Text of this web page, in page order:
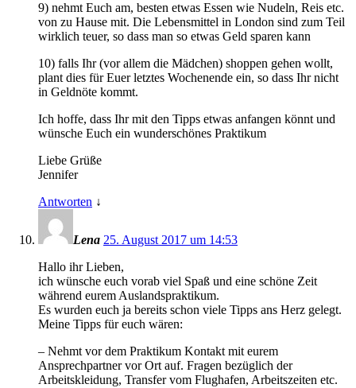
9) nehmt Euch am, besten etwas Essen wie Nudeln, Reis etc.
von zu Hause mit. Die Lebensmittel in London sind zum Teil
wirklich teuer, so dass man so etwas Geld sparen kann
10) falls Ihr (vor allem die Mädchen) shoppen gehen wollt,
plant dies für Euer letztes Wochenende ein, so dass Ihr nicht
in Geldnöte kommt.
Ich hoffe, dass Ihr mit den Tipps etwas anfangen könnt und
wünsche Euch ein wunderschönes Praktikum
Liebe Grüße
Jennifer
Antworten ↓
Lena 25. August 2017 um 14:53
Hallo ihr Lieben,
ich wünsche euch vorab viel Spaß und eine schöne Zeit
während eurem Auslandspraktikum.
Es wurden euch ja bereits schon viele Tipps ans Herz gelegt.
Meine Tipps für euch wären:
– Nehmt vor dem Praktikum Kontakt mit eurem
Ansprechpartner vor Ort auf. Fragen bezüglich der
Arbeitskleidung, Transfer vom Flughafen, Arbeitszeiten etc.